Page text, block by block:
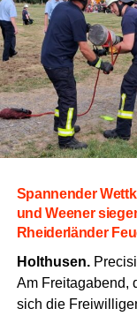
Span­nen­der
und Wee­ner
Rhei­der­län­der
Hol­thusen.
Am Frei­tag­abend,
sich die